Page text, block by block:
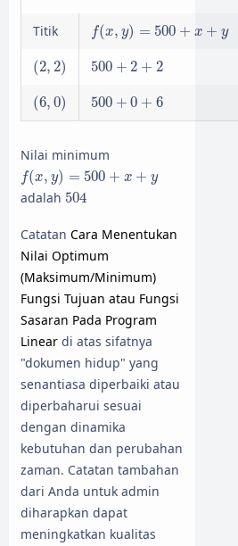
Titik f(x, y) = 500 + x + y
f(x, )= 500+x +
(2, 2)
(2 2) 500 + 2 + 2
500 + 2+ 2
(6, 0)
(6 0) 500 + 0 + 6
500 + 0+ 6
Nilai minimum
f(x, y) = 500 + x + y
f(x, )= 500+x +
adalah 504
504
Catatan Cara Menentukan
Nilai Optimum
(Maksimum/Minimum)
Fungsi Tujuan atau Fungsi
Sasaran Pada Program
Linear di atas sifatnya
"dokumen hidup" yang
senantiasa diperbaiki atau
diperbaharui sesuai
dengan dinamika
kebutuhan dan perubahan
zaman. Catatan tambahan
dari Anda untuk admin
diharapkan dapat
meningkatkan kualitas